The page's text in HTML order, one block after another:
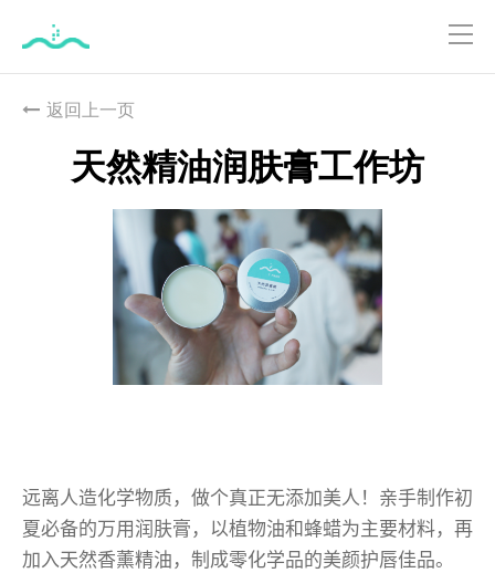
主
內
返回上一页
天然精油润肤膏工作坊
远离人造化学物质，做个真正无添加美人！亲手制作初
夏必备的万用润肤膏，以植物油和蜂蜡为主要材料，再
加入天然香薰精油，制成零化学品的美颜护唇佳品。